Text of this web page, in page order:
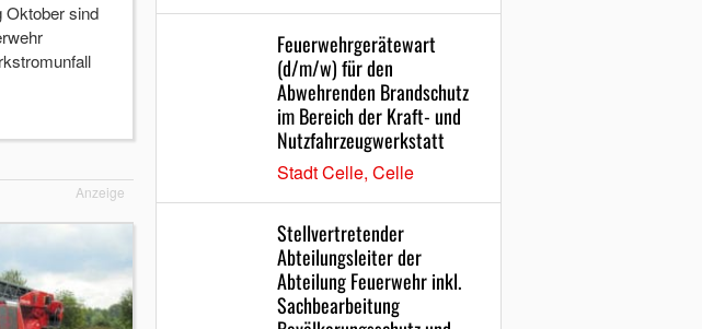
Oktober sind
Anzeige
Feuerwehrgerätewart
(d/m/w) für den
Abwehrenden Brandschutz
im Bereich der Kraft- und
Nutzfahrzeugwerkstatt
Stadt Celle, Celle
Stellvertretender
Abteilungsleiter der
Abteilung Feuerwehr inkl.
Sachbearbeitung